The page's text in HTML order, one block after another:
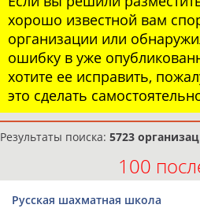
хорошо известной вам
организации или
ошибку в уже
хотите ее исправить,
это сделать
Результаты поиска: 5723
100
Русская шахматная школа